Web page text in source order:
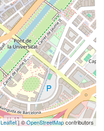
Leaflet| ©OpenStreetMapcontributors